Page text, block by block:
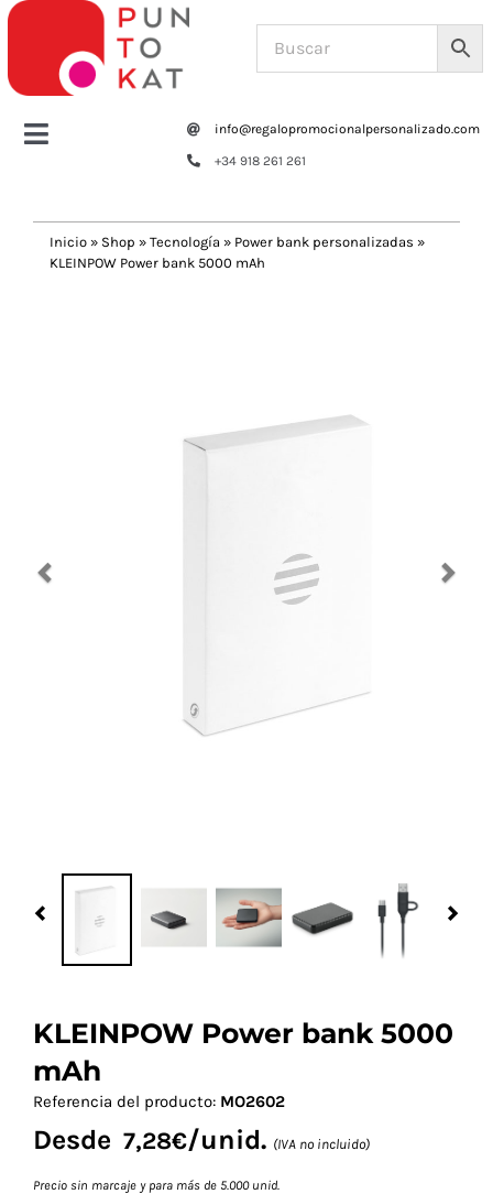
Saltar
contenido
Toggle
Tazas y botellas
Navidad 🎄 Invierno
info@regalopromocionalpersonalizado.com
+34 918 261 261
Inicio » Shop » Tecnología » Power bank personalizadas »
KLEINPOW Power bank 5000 mAh
Previous
KLEINPOW Power bank 5000
mAh
Referencia del producto: MO2602
Desde 7,28€/unid. (IVA no incluido)
Precio sin marcaje y para más de 5.000 unid.